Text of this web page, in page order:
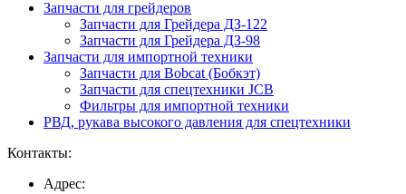
Запчасти для грейдеров
Запчасти для Грейдера ДЗ-122
Запчасти для Грейдера ДЗ-98
Запчасти для импортной техники
Запчасти для Bobcat (Бобкэт)
Запчасти для спецтехники JCB
Фильтры для импортной техники
РВД, рукава высокого давления для спецтехники
Контакты:
Адрес: